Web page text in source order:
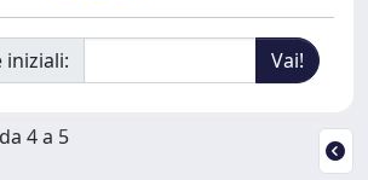
iniziali:
4 a 5